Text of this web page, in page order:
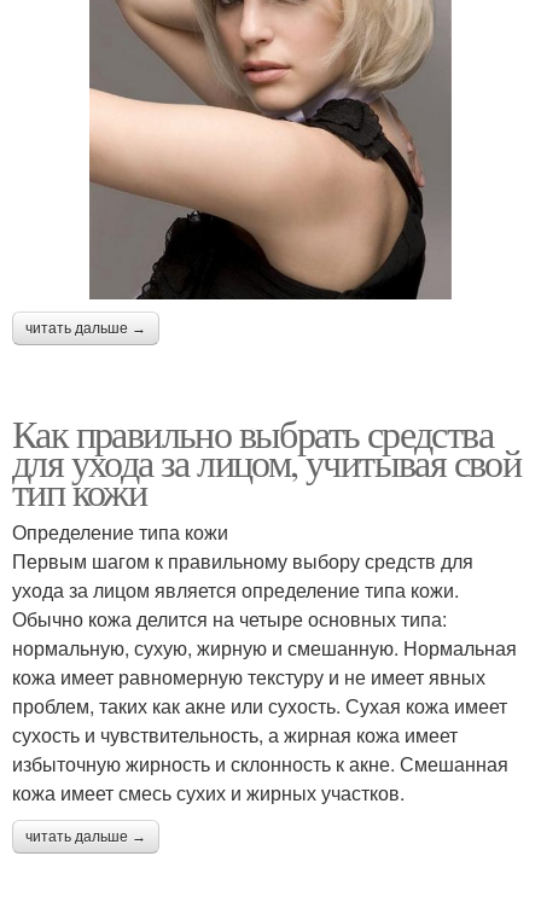
читать дальше →
Как правильно выбрать средства
для ухода за лицом, учитывая свой
тип кожи
Определение типа кожи
Первым шагом к правильному выбору средств для
ухода за лицом является определение типа кожи.
Обычно кожа делится на четыре основных типа:
нормальную, сухую, жирную и смешанную. Нормальная
кожа имеет равномерную текстуру и не имеет явных
проблем, таких как акне или сухость. Сухая кожа имеет
сухость и чувствительность, а жирная кожа имеет
избыточную жирность и склонность к акне. Смешанная
кожа имеет смесь сухих и жирных участков.
читать дальше →